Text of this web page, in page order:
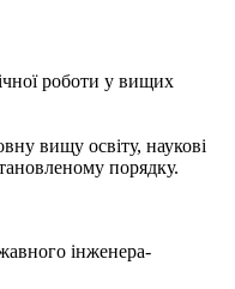
роботи у вищих
вищу освіту, наукові
порядку.
інженера-